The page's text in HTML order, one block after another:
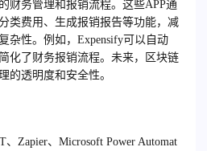
财务管理和报销流程。这些APP通
类费用、生成报销报告等功能，减
杂性。例如，Expensify可以自动
化了财务报销流程。未来，区块链
的透明度和安全性。
Zapier、Microsoft Power Automat